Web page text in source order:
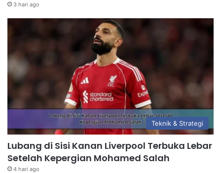
3 hari ago
Teknik & Strategi
Lubang di Sisi Kanan Liverpool Terbuka Lebar
Setelah Kepergian Mohamed Salah
4 hari ago